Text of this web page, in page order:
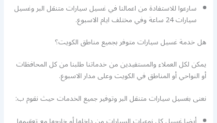
سارعوا للاستفادة من اعمالنا في غسيل سيارات متنقل البر وغسيل
سيارات 24 ساعة وفي مختلف ايام الاسبوع.
هل خدمة غسيل سيارات متوفر بجميع مناطق الكويت؟
يمكن لكل العملاء والمستفيدين من خدماتنا طلبنا من كل المحافظات
أو النواحي أو المناطق في الكويت وعلى مدار الاسبوع.
نعنى بغسيل سيارات متنقل البر وتوفير جميع الخدمات حيث نقوم ب: